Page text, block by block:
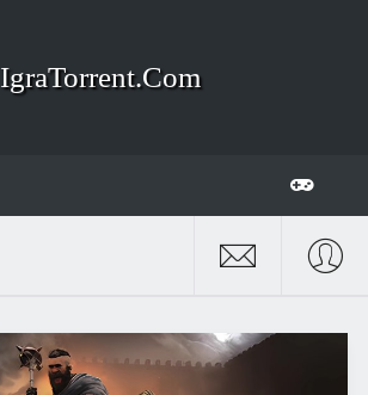
IgraTorrent.Com